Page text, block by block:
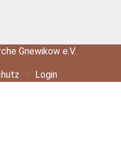
Gnewikow e.V.
· Login